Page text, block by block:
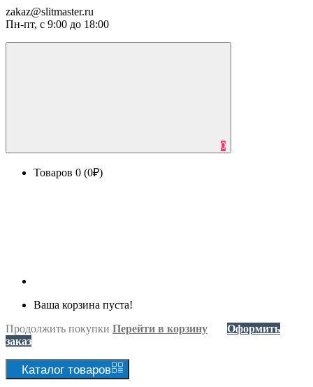
zakaz@slitmaster.ru
Пн-пт, с 9:00 до 18:00
0
Товаров 0 (0₽)
Ваша корзина пуста!
Продолжить покупки Перейти в корзину
Оформить
заказ
Каталог товаров